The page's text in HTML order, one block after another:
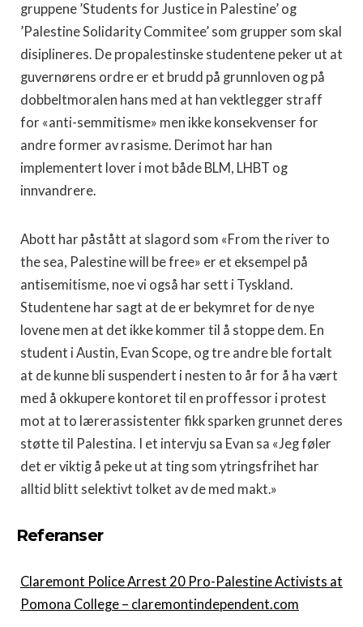
gruppene ’Students for Justice in Palestine’ og
’Palestine Solidarity Commitee’ som grupper som skal
disiplineres. De propalestinske studentene peker ut at
guvernørens ordre er et brudd på grunnloven og på
dobbeltmoralen hans med at han vektlegger straff
for «anti-semmitisme» men ikke konsekvenser for
andre former av rasisme. Derimot har han
implementert lover i mot både BLM, LHBT og
innvandrere.
Abott har påstått at slagord som «From the river to
the sea, Palestine will be free» er et eksempel på
antisemitisme, noe vi også har sett i Tyskland.
Studentene har sagt at de er bekymret for de nye
lovene men at det ikke kommer til å stoppe dem. En
student i Austin, Evan Scope, og tre andre ble fortalt
at de kunne bli suspendert i nesten to år for å ha vært
med å okkupere kontoret til en proffessor i protest
mot at to lærerassistenter fikk sparken grunnet deres
støtte til Palestina. I et intervju sa Evan sa «Jeg føler
det er viktig å peke ut at ting som ytringsfrihet har
alltid blitt selektivt tolket av de med makt.»
Referanser
Claremont Police Arrest 20 Pro-Palestine Activists at
Pomona College – claremontindependent.com